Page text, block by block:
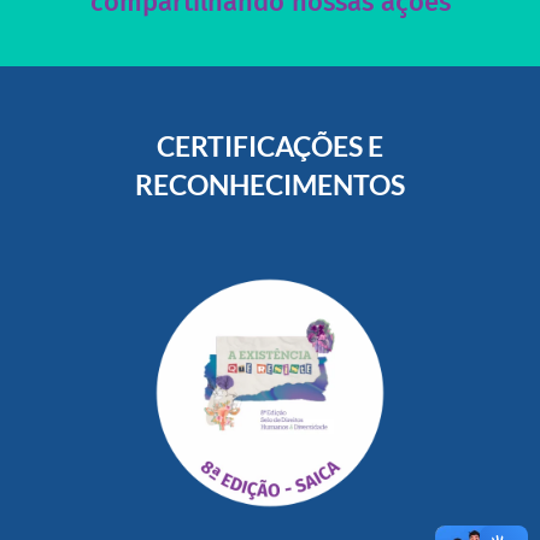
CERTIFICAÇÕES E
RECONHECIMENTOS